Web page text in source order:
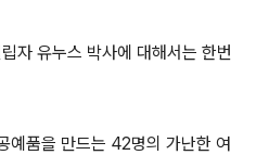
자 유누스 박사에 대해서는 한번
예품을 만드는 42명의 가난한 여